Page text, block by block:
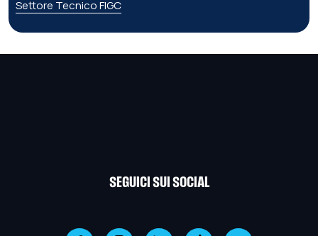
Settore Tecnico FIGC
SEGUICI SUI SOCIAL